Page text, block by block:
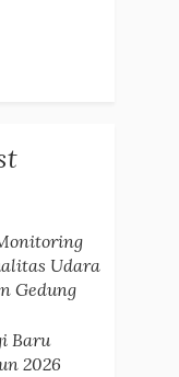
Udara
Gedung
Baru
2026